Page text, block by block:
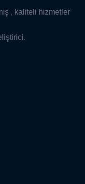
, kaliteli hizmetler